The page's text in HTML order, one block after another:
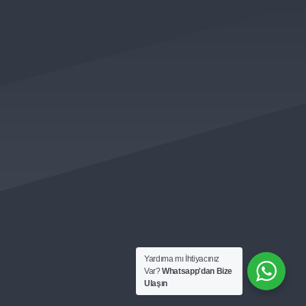
Yardıma mı İhtiyacınız
Var?Whatsapp'dan Bize
Ulaşın